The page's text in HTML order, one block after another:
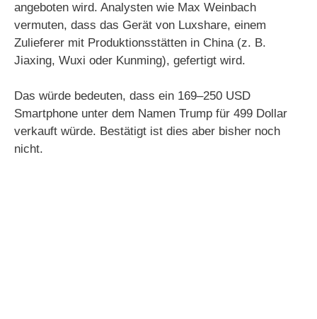
angeboten wird. Analysten wie Max Weinbach
vermuten, dass das Gerät von Luxshare, einem
Zulieferer mit Produktionsstätten in China (z. B.
Jiaxing, Wuxi oder Kunming), gefertigt wird.
Das würde bedeuten, dass ein 169–250 USD
Smartphone unter dem Namen Trump für 499 Dollar
verkauft würde. Bestätigt ist dies aber bisher noch
nicht.